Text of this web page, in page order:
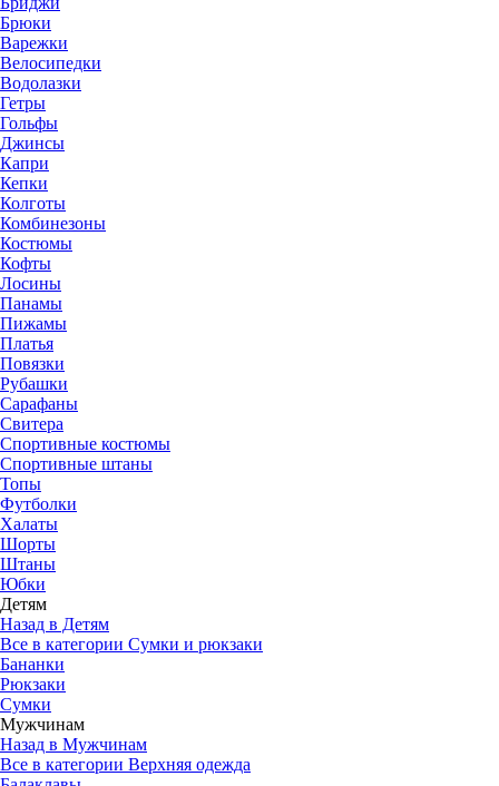
Брюки
Варежки
Велосипедки
Водолазки
Гетры
Гольфы
Джинсы
Капри
Кепки
Колготы
Комбинезоны
Костюмы
Кофты
Лосины
Панамы
Пижамы
Платья
Повязки
Рубашки
Сарафаны
Свитера
Спортивные костюмы
Спортивные штаны
Топы
Футболки
Халаты
Шорты
Штаны
Юбки
Детям
Назад в Детям
Все в категории Сумки и рюкзаки
Бананки
Рюкзаки
Сумки
Мужчинам
Назад в Мужчинам
Все в категории Верхняя одежда